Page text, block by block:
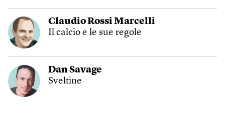
Claudio Rossi Marcelli
Il calcio e le sue regole
Dan Savage
Sveltine